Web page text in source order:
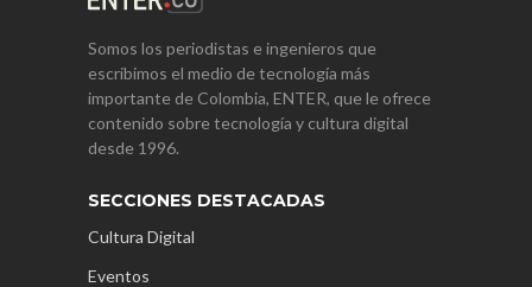
Somos los periodistas e ingenieros que
escribimos el medio de tecnología más
importante de Colombia, ENTER, que le ofrece
contenido sobre tecnología y cultura digital
desde 1996.
SECCIONES DESTACADAS
Cultura Digital
Eventos